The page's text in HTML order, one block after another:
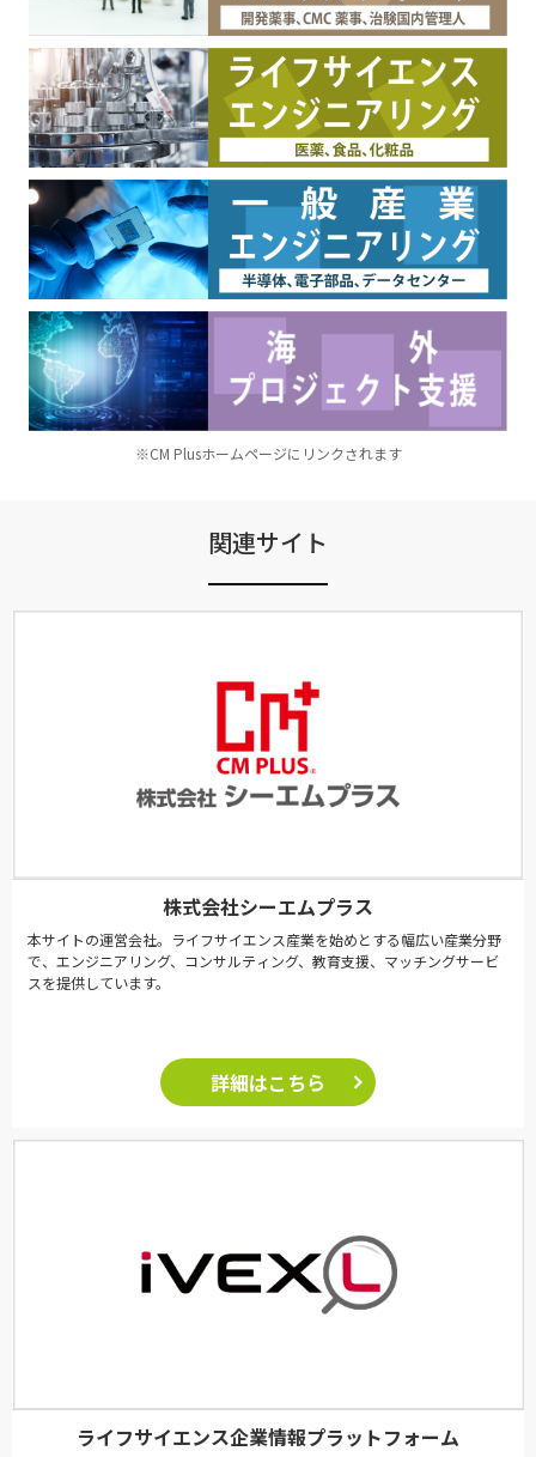
※CM Plusホームページにリンクされます
関連サイト
株式会社シーエムプラス
本サイトの運営会社。ライフサイエンス産業を始めとする幅広い産業分野
で、エンジニアリング、コンサルティング、教育支援、マッチングサービ
スを提供しています。
詳細はこちら
ライフサイエンス企業情報プラットフォーム